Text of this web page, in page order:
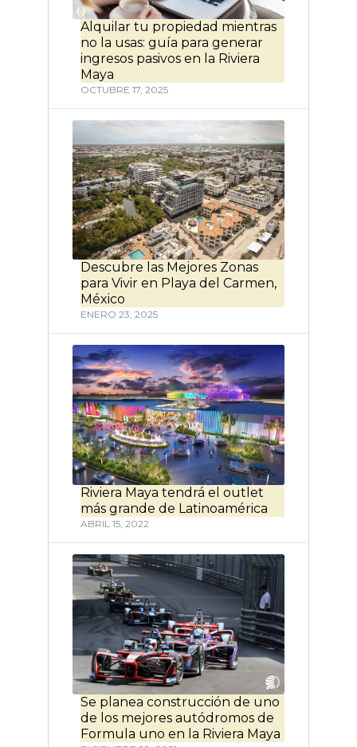
Alquilar tu propiedad mientras
no la usas: guía para generar
ingresos pasivos en la Riviera
Maya
OCTUBRE 17, 2025
Descubre las Mejores Zonas
para Vivir en Playa del Carmen,
México
ENERO 23, 2025
Riviera Maya tendrá el outlet
más grande de Latinoamérica
ABRIL 15, 2022
Se planea construcción de uno
de los mejores autódromos de
Formula uno en la Riviera Maya